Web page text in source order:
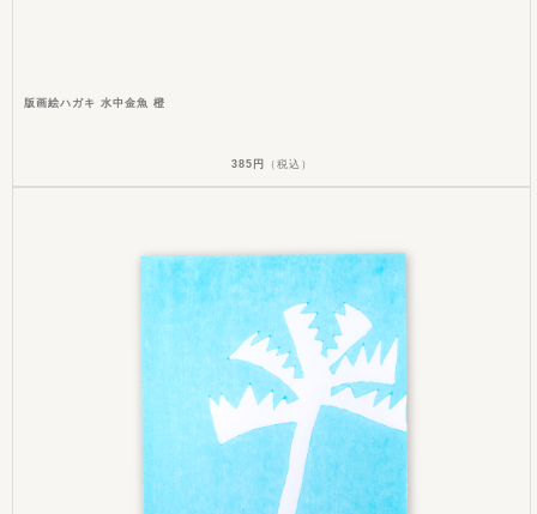
版画絵ハガキ 水中金魚 橙
385円 （税込）